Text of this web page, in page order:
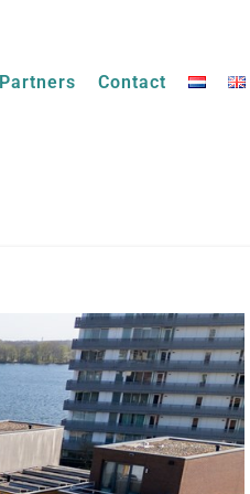
Partners Contact